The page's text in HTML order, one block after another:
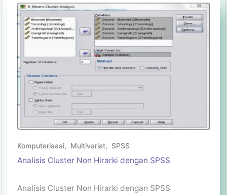
Komputerisasi, Multivariat, SPSS
Analisis Cluster Non Hirarki dengan SPSS
Analisis Cluster Non Hirarki dengan SPSS